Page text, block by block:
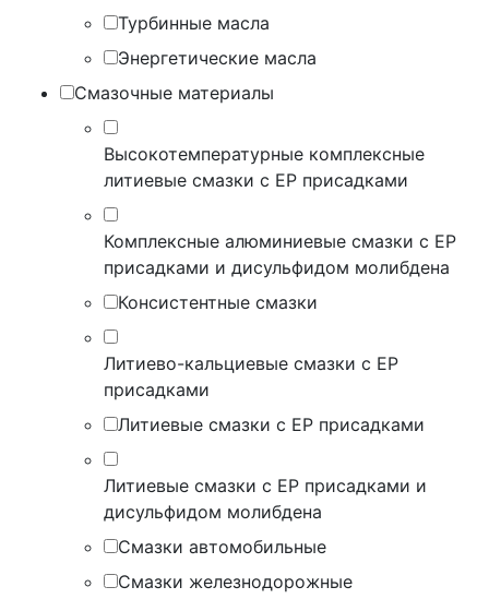
Турбинные масла
Энергетические масла
Смазочные материалы
Высокотемпературные комплексные
литиевые смазки с EP присадками
Комплексные алюминиевые смазки с EP
присадками и дисульфидом молибдена
Консистентные смазки
Литиево-кальциевые смазки с EP
присадками
Литиевые смазки с EP присадками
Литиевые смазки с EP присадками и
дисульфидом молибдена
Смазки автомобильные
Смазки железнодорожные